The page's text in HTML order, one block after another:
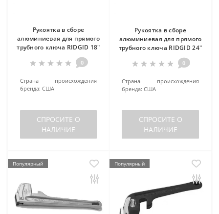
Рукоятка в сборе
алюминиевая для прямого
трубного ключа RIDGID 18"
0
Страна происхождения
бренда: США
СПРОСИТЕ О
НАЛИЧИЕ
Рукоятка в сборе
алюминиевая для прямого
трубного ключа RIDGID 24"
0
Страна происхождения
бренда: США
СПРОСИТЕ О
НАЛИЧИЕ
Популярный Популярный